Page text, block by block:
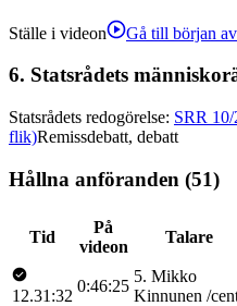
Ställe i videon Gå till början
6. Statsrådets
Statsrådets redogörelse: SRR
flik)Remissdebatt, debatt
Hållna anföranden (51)
Tid
På
videon
Talare
12.31:32
0:46:25
5. Mikko
Kinnunen /